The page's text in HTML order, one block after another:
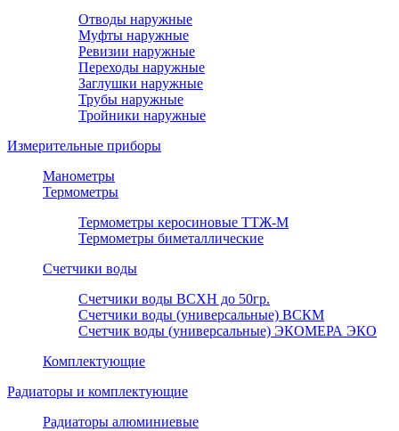
Отводы наружные
Муфты наружные
Ревизии наружные
Переходы наружные
Заглушки наружные
Трубы наружные
Тройники наружные
Измерительные приборы
Манометры
Термометры
Термометры керосиновые ТТЖ-М
Термометры биметаллические
Счетчики воды
Счетчики воды ВСХН до 50гр.
Счетчики воды (универсальные) ВСКМ
Счетчик воды (универсальные) ЭКОМЕРА ЭКО
Комплектующие
Радиаторы и комплектующие
Радиаторы алюминиевые